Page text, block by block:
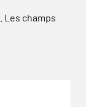
Les champs